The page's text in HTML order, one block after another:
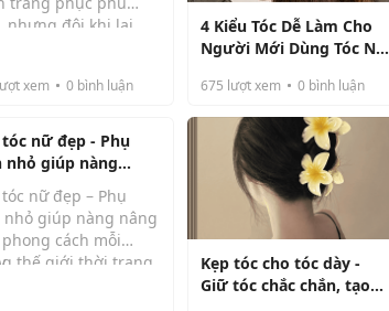
nhưng đôi khi lại
sự khác biệt lớn.
chỉ giúp mái...
xem 0 bình luận
4 Kiểu Tóc Dễ Làm Cho
Người Mới Dùng Tóc Nối
Nối
675 lượt xem 0bình luận
tóc nữ đẹp - Phụ
nhỏ giúp nàng
tầm phong cách
nữ đẹp – Phụ
nhỏ giúp nàng nâng
cách mỗi
thế giới thời trang,
Kẹp tóc cho tóc dày -
Giữ tóc chắc chắn, tạo